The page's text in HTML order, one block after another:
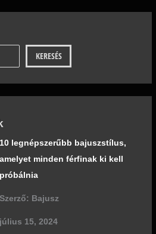
KERESÉS
10 legnépszerűbb bajuszstílus,
amelyet minden férfinak ki kell
próbálnia
Szerző: Bajusz
július 15, 2024